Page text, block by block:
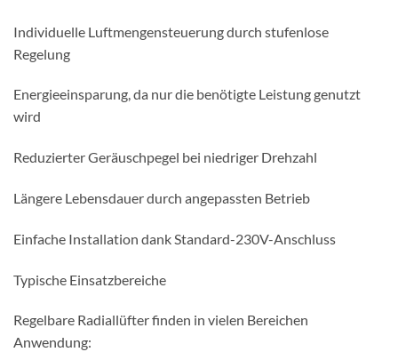
g
l
e
1
0
m
Individuelle Luftmengensteuerung durch stufenlose
Regelung
Energieeinsparung, da nur die benötigte Leistung genutzt
wird
Reduzierter Geräuschpegel bei niedriger Drehzahl
Längere Lebensdauer durch angepassten Betrieb
Einfache Installation dank Standard-230V-Anschluss
Typische Einsatzbereiche
Regelbare Radiallüfter finden in vielen Bereichen
Anwendung: